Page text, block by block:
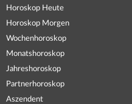
Horoskop Heute
Horoskop Morgen
Wochenhoroskop
Monatshoroskop
Jahreshoroskop
Partnerhoroskop
Aszendent